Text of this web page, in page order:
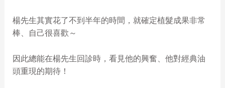
楊先生其實花了不到半年的時間，就確定植髮成果非常
棒、自己很喜歡～
因此總能在楊先生回診時，看見他的興奮、他對經典油
頭重現的期待！